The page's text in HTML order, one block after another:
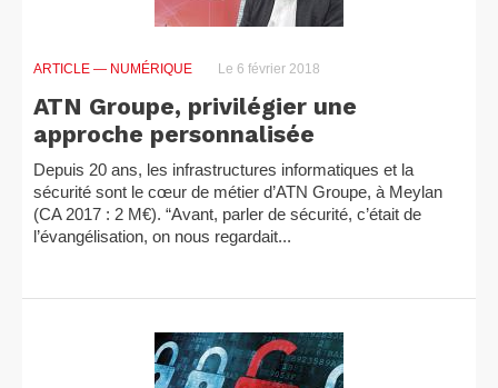
ARTICLE — NUMÉRIQUE Le 6 février 2018
ATN Groupe, privilégier une
approche personnalisée
Depuis 20 ans, les infrastructures informatiques et la
sécurité sont le cœur de métier d’ATN Groupe, à Meylan
(CA 2017 : 2 M€). “Avant, parler de sécurité, c’était de
l’évangélisation, on nous regardait...